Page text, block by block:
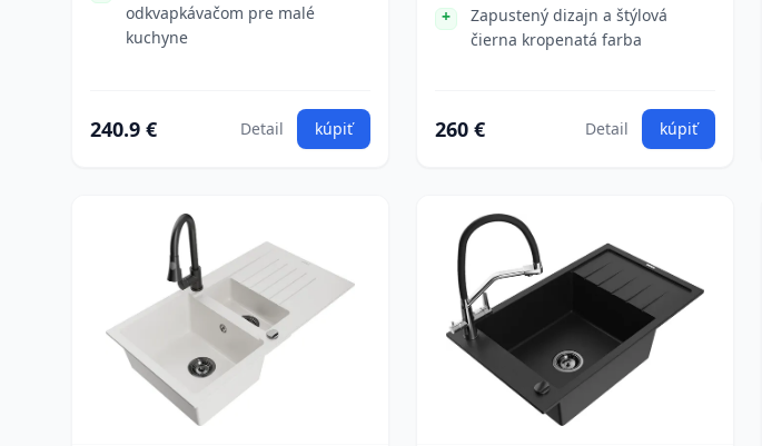
odkvapkávačom pre malé
kuchyne
240.9 € Detail kúpiť
Zapustený dizajn a štýlová
čierna kropenatá farba
260 € Detail kúpiť